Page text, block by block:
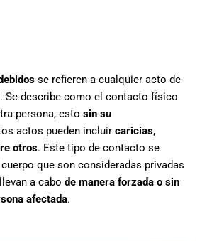
se refieren a cualquier acto de
Se describe como el contacto físico
persona, esto sin su
actos pueden incluir caricias,
otros. Este tipo de contacto se
que son consideradas privadas
a cabo de manera forzada o sin
afectada.